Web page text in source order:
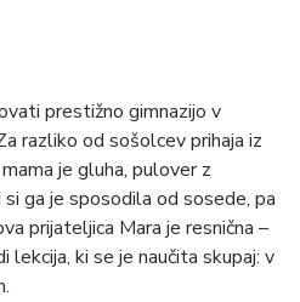
prestižno gimnazijo v
razliko od sošolcev prihaja iz
je gluha, pulover z
ga je sposodila od sosede, pa
prijateljica Mara je resnična –
lekcija, ki se je naučita skupaj: v